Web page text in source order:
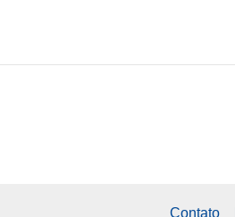
Contato